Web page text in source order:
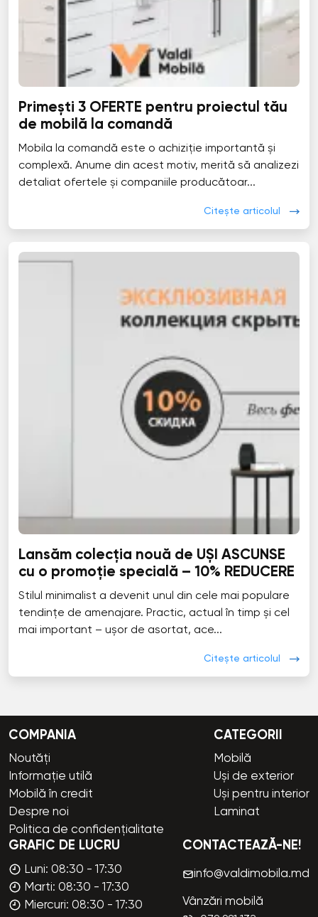
Primești 3 OFERTE pentru proiectul tău
de mobilă la comandă
Mobila la comandă este o achiziție importantă și
complexă. Anume din acest motiv, merită să analizezi
detaliat ofertele și companiile producătoar...
Citește articolul
Lansăm colecția nouă de UȘI ASCUNSE
cu o promoție specială – 10% REDUCERE
Stilul minimalist a devenit unul din cele mai populare
tendințe de amenajare. Practic, actual în timp și cel
mai important – ușor de asortat, ace...
Citește articolul
COMPANIA
Noutăți
Informație utilă
Mobilă în credit
Despre noi
Politica de confidențialitate
CATEGORII
Mobilă
Uși de exterior
Uși pentru interior
Laminat
GRAFIC DE LUCRU
Luni: 08:30 - 17:30
Marti: 08:30 - 17:30
Miercuri: 08:30 - 17:30
CONTACTEAZĂ-NE!
info@valdimobila.md
Vânzări mobilă